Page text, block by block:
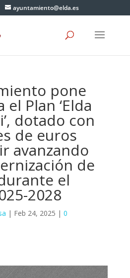
ayuntamiento@elda.es
pone
Plan ‘Elda
dotado con
de euros
avanzando
de
el
2028
| Feb 24, 2025 | 0